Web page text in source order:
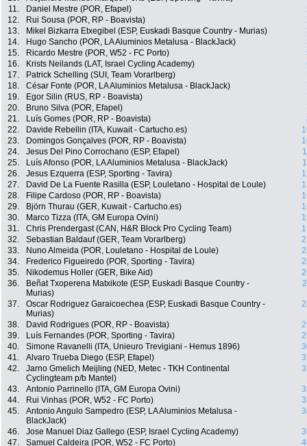
11.
Daniel Mestre (POR, Efapel)
12.
Rui Sousa (POR, RP - Boavista)
13.
Mikel Bizkarra Etxegibel (ESP, Euskadi Basque Country - Murias)
14.
Hugo Sancho (POR, LA Aluminios Metalusa - BlackJack)
15.
Ricardo Mestre (POR, W52 - FC Porto)
16.
Krists Neilands (LAT, Israel Cycling Academy)
17.
Patrick Schelling (SUI, Team Vorarlberg)
18.
César Fonte (POR, LA Aluminios Metalusa - BlackJack)
19.
Egor Silin (RUS, RP - Boavista)
20.
Bruno Silva (POR, Efapel)
21.
Luís Gomes (POR, RP - Boavista)
22.
Davide Rebellin (ITA, Kuwait - Cartucho.es)
23.
Domingos Gonçalves (POR, RP - Boavista)
24.
Jesus Del Pino Corrochano (ESP, Efapel)
25.
Luís Afonso (POR, LA Aluminios Metalusa - BlackJack)
26.
Jesus Ezquerra (ESP, Sporting - Tavira)
27.
David De La Fuente Rasilla (ESP, Louletano - Hospital de Loule)
28.
Filipe Cardoso (POR, RP - Boavista)
29.
Björn Thurau (GER, Kuwait - Cartucho.es)
30.
Marco Tizza (ITA, GM Europa Ovini)
31.
Chris Prendergast (CAN, H&R Block Pro Cycling Team)
32.
Sebastian Baldauf (GER, Team Vorarlberg)
33.
Nuno Almeida (POR, Louletano - Hospital de Loule)
34.
Frederico Figueiredo (POR, Sporting - Tavira)
35.
Nikodemus Holler (GER, Bike Aid)
36.
Beñat Txoperena Matxikote (ESP, Euskadi Basque Country -
Murias)
37.
Oscar Rodriguez Garaicoechea (ESP, Euskadi Basque Country -
Murias)
38. David Rodrigues (POR, RP - Boavista)
39.
Luís Fernandes (POR, Sporting - Tavira)
40.
Simone Ravanelli (ITA, Unieuro Trevigiani - Hemus 1896)
41.
Alvaro Trueba Diego (ESP, Efapel)
42.
Jarno Gmelich Meijling (NED, Metec - TKH Continental
Cyclingteam p/b Mantel)
43. Antonio Parrinello (ITA, GM Europa Ovini)
44.
Rui Vinhas (POR, W52 - FC Porto)
45.
Antonio Angulo Sampedro (ESP, LA Aluminios Metalusa -
BlackJack)
46. Jose Manuel Diaz Gallego (ESP, Israel Cycling Academy)
47.
Samuel Caldeira (POR, W52 - FC Porto)